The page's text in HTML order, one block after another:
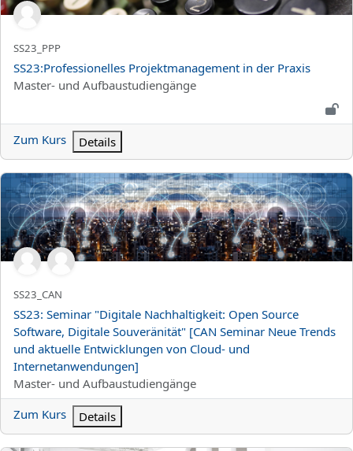
Kurzer Kursname
SS23_PPP
Kursname
SS23:Professionelles Projektmanagement in der Praxis
Kursbereich
Master- und Aufbaustudiengänge
Zum Kurs Details
SS23: Seminar "Digitale Nachhaltigkeit: Open Source
Kurzer Kursname
SS23_CAN
Kursname
SS23: Seminar "Digitale Nachhaltigkeit: Open Source
Software, Digitale Souveränität" [CAN Seminar Neue Trends
und aktuelle Entwicklungen von Cloud- und
Internetanwendungen]
Kursbereich
Master- und Aufbaustudiengänge
Zum Kurs
Details